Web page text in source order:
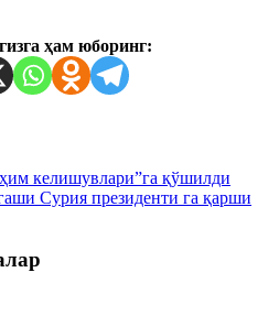
ҳам юборинг:
келишувлари”га қўшилди
Сурия президенти га қарши